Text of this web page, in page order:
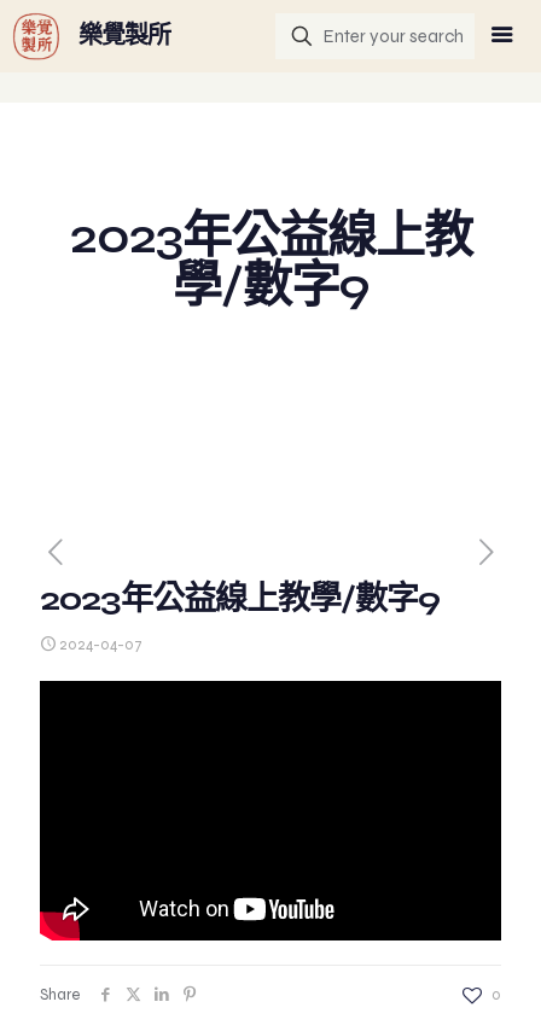
G-GHF9TLS5W3
樂覺製所
2023年公益線上教
學/數字9
2023年公益線上教學/數字9
2024-04-07
Share 0